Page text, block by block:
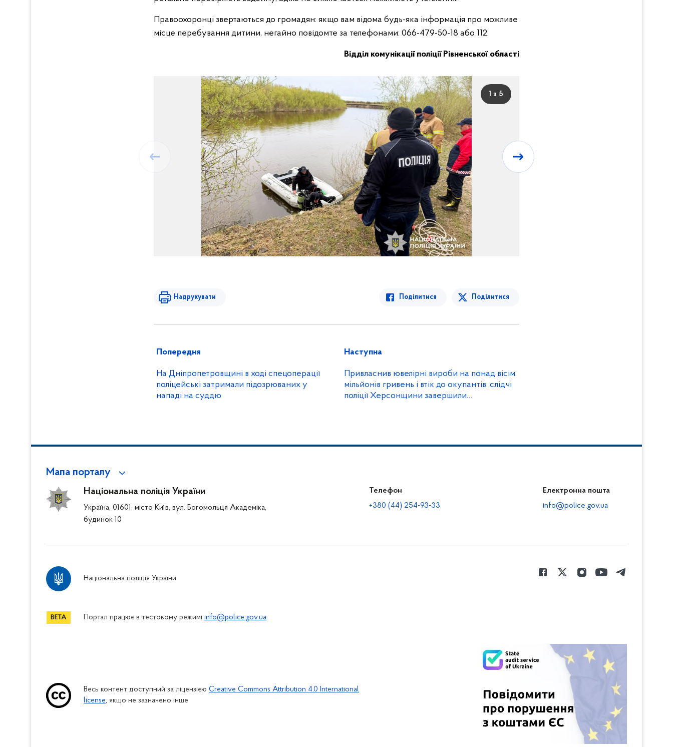
Правоохоронці звертаються до громадян: якщо вам відома будь-яка інформація про можливе
місце перебування дитини, негайно повідомте за телефонами: 066-479-50-18 або 112.
Відділ комунікації поліції Рівненської області
1 з 5
Надрукувати Поділитися Поділитися
Попередня
На Дніпропетровщині в ході спецоперації
поліцейські затримали підозрюваних у
нападі на суддю
Наступна
Привласнив ювелірні вироби на понад вісім
мільйонів гривень і втік до окупантів: слідчі
поліції Херсонщини завершили
Мапа порталу
Національна поліція України
Україна, 01601, місто Київ, вул. Богомольця Академіка,
будинок 10
Телефон
+380 (44) 254-93-33
Електронна пошта
info@police.gov.ua
Національна поліція України
Портал працює в тестовому режимі info@police.gov.ua
Весь контент доступний за ліцензією Creative Commons Attribution 4.0 International
license, якщо не зазначено інше